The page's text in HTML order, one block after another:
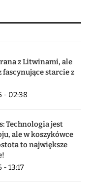
z Litwinami, ale
fascynujące starcie z
- 02:38
Technologia jest
ale w koszykówce
to największe
13:17